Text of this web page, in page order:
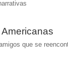
que se